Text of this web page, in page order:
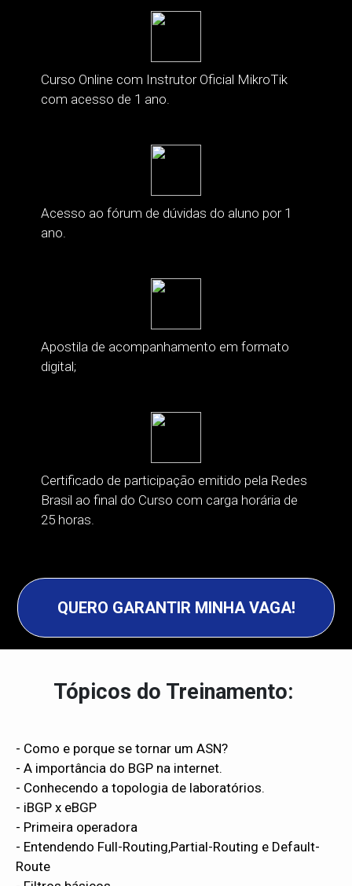
Curso Online com Instrutor Oficial MikroTik
com acesso de 1 ano.
Acesso ao fórum de dúvidas do aluno por 1
ano.
Apostila de acompanhamento em formato
digital;
Certificado de participação emitido pela Redes
Brasil ao final do Curso com carga horária de
25 horas.
QUERO GARANTIR MINHA VAGA!
Tópicos do Treinamento:
- Como e porque se tornar um ASN?
- A importância do BGP na internet.
- Conhecendo a topologia de laboratórios.
- iBGP x eBGP
- Primeira operadora
- Entendendo Full-Routing,Partial-Routing e Default-
Route